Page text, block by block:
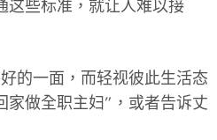
这些标准，就让人难以接
一面，而轻视彼此生活态
做全职主妇”，或者告诉丈